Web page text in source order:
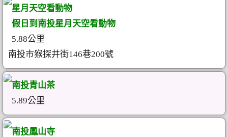
星月天空看動物
假日到南投星月天空看動物
5.88公里
南投市猴探井街146巷200號
南投青山茶
5.89公里
南投鳳山寺